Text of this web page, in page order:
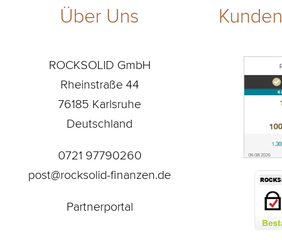
Über Uns
ROCKSOLID GmbH
Rheinstraße 44
76185 Karlsruhe
Deutschland
0721 97790260
post@rocksolid-finanzen.de
Partnerportal